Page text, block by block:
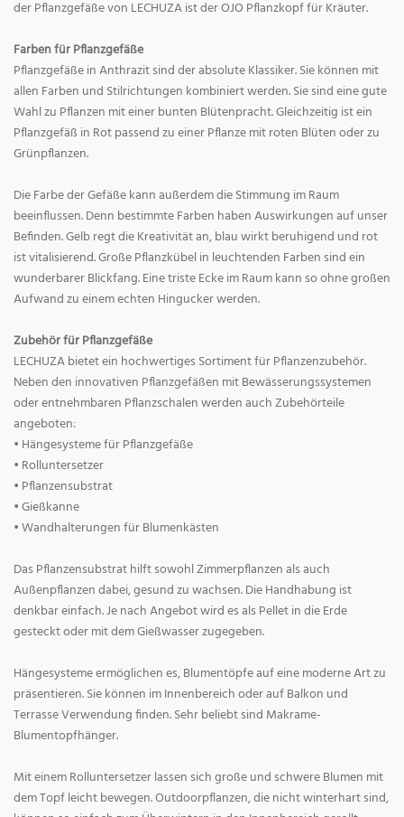
der Pflanzgefäße von LECHUZA ist der OJO Pflanzkopf für Kräuter.
Farben für Pflanzgefäße
Pflanzgefäße in Anthrazit sind der absolute Klassiker. Sie können mit
allen Farben und Stilrichtungen kombiniert werden. Sie sind eine gute
Wahl zu Pflanzen mit einer bunten Blütenpracht. Gleichzeitig ist ein
Pflanzgefäß in Rot passend zu einer Pflanze mit roten Blüten oder zu
Grünpflanzen.
Die Farbe der Gefäße kann außerdem die Stimmung im Raum
beeinflussen. Denn bestimmte Farben haben Auswirkungen auf unser
Befinden. Gelb regt die Kreativität an, blau wirkt beruhigend und rot
ist vitalisierend. Große Pflanzkübel in leuchtenden Farben sind ein
wunderbarer Blickfang. Eine triste Ecke im Raum kann so ohne großen
Aufwand zu einem echten Hingucker werden.
Zubehör für Pflanzgefäße
LECHUZA bietet ein hochwertiges Sortiment für Pflanzenzubehör.
Neben den innovativen Pflanzgefäßen mit Bewässerungssystemen
oder entnehmbaren Pflanzschalen werden auch Zubehörteile
angeboten:
• Hängesysteme für Pflanzgefäße
• Rolluntersetzer
• Pflanzensubstrat
• Gießkanne
• Wandhalterungen für Blumenkästen
Das Pflanzensubstrat hilft sowohl Zimmerpflanzen als auch
Außenpflanzen dabei, gesund zu wachsen. Die Handhabung ist
denkbar einfach. Je nach Angebot wird es als Pellet in die Erde
gesteckt oder mit dem Gießwasser zugegeben.
Hängesysteme ermöglichen es, Blumentöpfe auf eine moderne Art zu
präsentieren. Sie können im Innenbereich oder auf Balkon und
Terrasse Verwendung finden. Sehr beliebt sind Makrame-
Blumentopfhänger.
Mit einem Rolluntersetzer lassen sich große und schwere Blumen mit
dem Topf leicht bewegen. Outdoorpflanzen, die nicht winterhart sind,